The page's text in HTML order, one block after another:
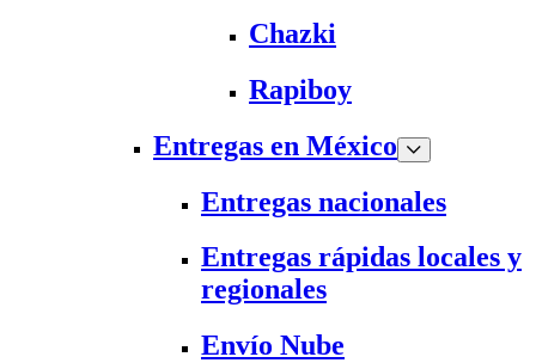
Chazki
Rapiboy
Entregas en México
Entregas nacionales
Entregas rápidas locales y
regionales
Envío Nube